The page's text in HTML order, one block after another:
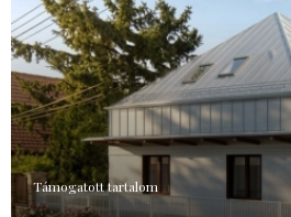
Támogatott tartalom